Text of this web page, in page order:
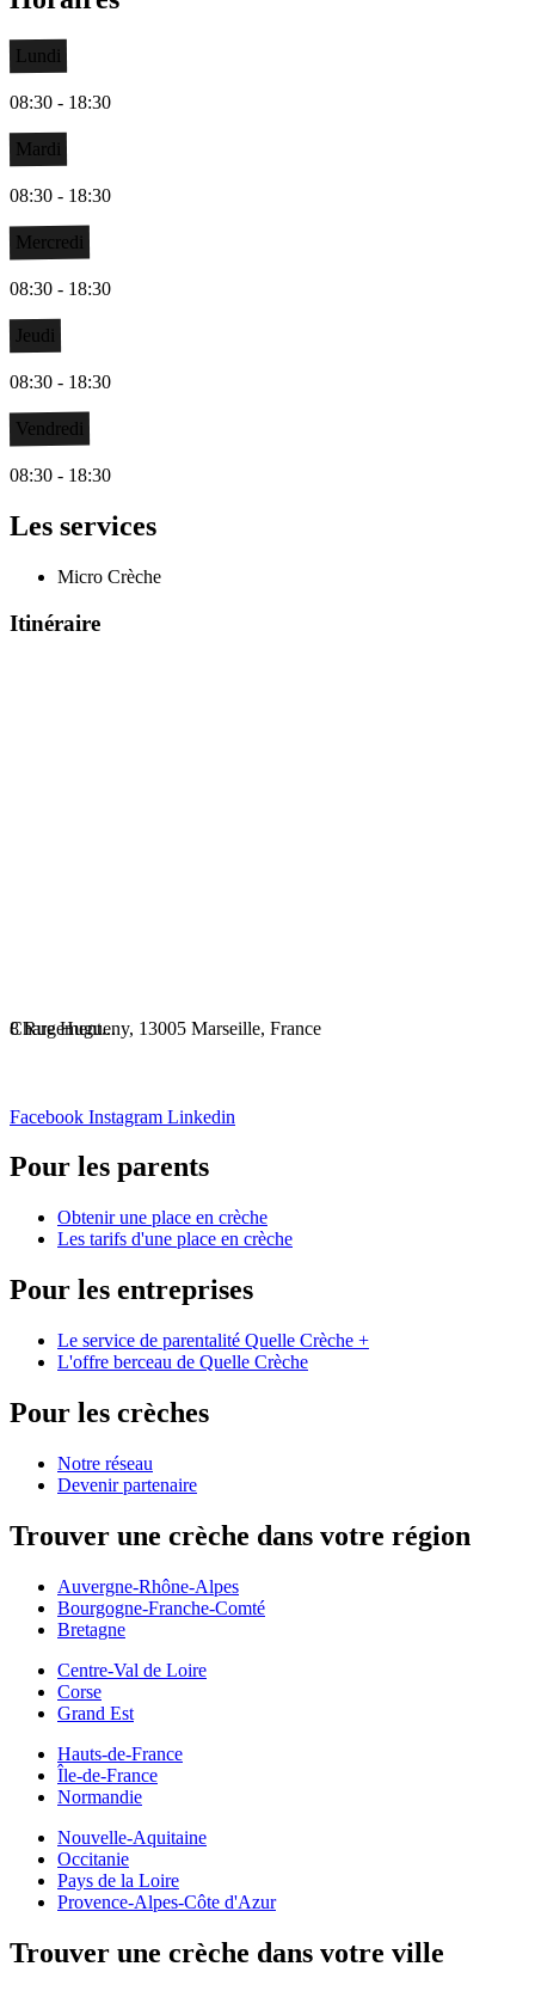
Lundi
08:30 - 18:30
Mardi
08:30 - 18:30
Mercredi
08:30 - 18:30
Jeudi
08:30 - 18:30
Vendredi
08:30 - 18:30
Les services
Micro Crèche
Itinéraire
Chargement...
8 Rue Hugueny, 13005 Marseille, France
Facebook Instagram Linkedin
Pour les parents
Obtenir une place en crèche
Les tarifs d'une place en crèche
Pour les entreprises
Le service de parentalité Quelle Crèche +
L'offre berceau de Quelle Crèche
Pour les crèches
Notre réseau
Devenir partenaire
Trouver une crèche dans votre région
Auvergne-Rhône-Alpes
Bourgogne-Franche-Comté
Bretagne
Centre-Val de Loire
Corse
Grand Est
Hauts-de-France
Île-de-France
Normandie
Nouvelle-Aquitaine
Occitanie
Pays de la Loire
Provence-Alpes-Côte d'Azur
Trouver une crèche dans votre ville